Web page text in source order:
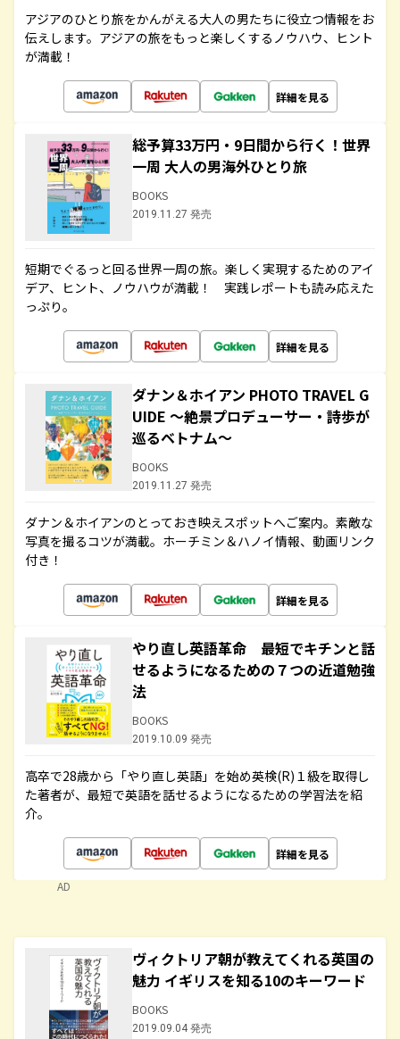
アジアのひとり旅をかんがえる大人の男たちに役立つ情報をお
伝えします。アジアの旅をもっと楽しくするノウハウ、ヒント
が満載！
詳細を見る
総予算33万円・9日間から行く！世界
一周 大人の男海外ひとり旅
BOOKS
2019.11.27 発売
短期でぐるっと回る世界一周の旅。楽しく実現するためのアイ
デア、ヒント、ノウハウが満載！ 実践レポートも読み応えた
っぷり。
詳細を見る
ダナン＆ホイアン PHOTO TRAVEL G
UIDE ～絶景プロデューサー・詩歩が
巡るベトナム～
BOOKS
2019.11.27 発売
ダナン＆ホイアンのとっておき映えスポットへご案内。素敵な
写真を撮るコツが満載。ホーチミン＆ハノイ情報、動画リンク
付き！
詳細を見る
やり直し英語革命 最短でキチンと話
せるようになるための７つの近道勉強
法
BOOKS
2019.10.09 発売
高卒で28歳から「やり直し英語」を始め英検(R)１級を取得し
た著者が、最短で英語を話せるようになるための学習法を紹
介。
詳細を見る
AD
ヴィクトリア朝が教えてくれる英国の
魅力 イギリスを知る10のキーワード
BOOKS
2019.09.04 発売